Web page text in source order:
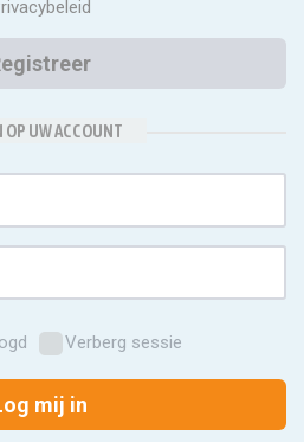
OP UW ACCOUNT
Verberg sessie
mij in